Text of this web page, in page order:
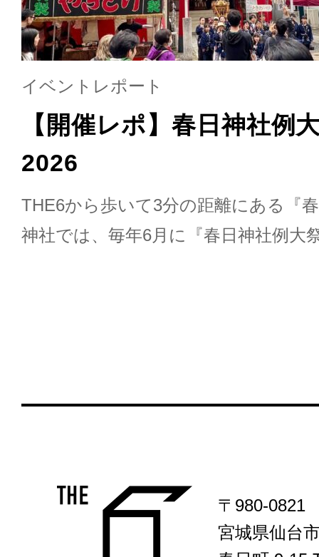
イベントレポート
【開催レポ】春日神社
2026
THE6から歩いて3分の距離にある『
神社では、毎年6月に『春日神社例大
〒980-0821
宮城県仙台